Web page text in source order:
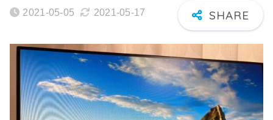
2021-05-05 2021-05-17